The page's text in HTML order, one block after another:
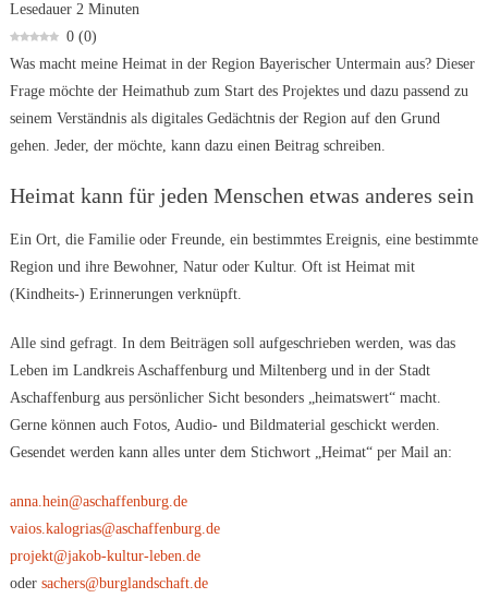
Lesedauer 2 Minuten
0 (0)
Was macht meine Heimat in der Region Bayerischer Untermain aus? Dieser
Frage möchte der Heimathub zum Start des Projektes und dazu passend zu
seinem Verständnis als digitales Gedächtnis der Region auf den Grund
gehen. Jeder, der möchte, kann dazu einen Beitrag schreiben.
Heimat kann für jeden Menschen etwas anderes sein
Ein Ort, die Familie oder Freunde, ein bestimmtes Ereignis, eine bestimmte
Region und ihre Bewohner, Natur oder Kultur. Oft ist Heimat mit
(Kindheits-) Erinnerungen verknüpft.
Alle sind gefragt. In dem Beiträgen soll aufgeschrieben werden, was das
Leben im Landkreis Aschaffenburg und Miltenberg und in der Stadt
Aschaffenburg aus persönlicher Sicht besonders „heimatswert“ macht.
Gerne können auch Fotos, Audio- und Bildmaterial geschickt werden.
Gesendet werden kann alles unter dem Stichwort „Heimat“ per Mail an:
anna.hein@aschaffenburg.de
vaios.kalogrias@aschaffenburg.de
projekt@jakob-kultur-leben.de
oder sachers@burglandschaft.de